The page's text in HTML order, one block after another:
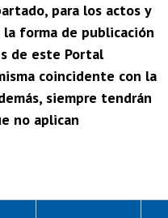
os
para los actos y
forma de publicación
de este Portal
coincidente con la
siempre tendrán
no aplican